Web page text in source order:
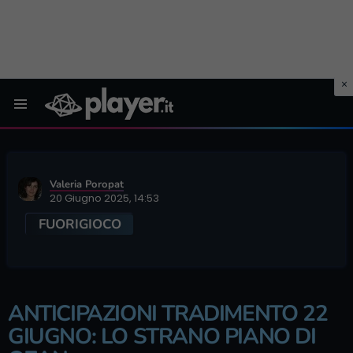
Valeria Poropat
20 Giugno 2025, 14:53
FUORIGIOCO
ANTICIPAZIONI TRADIMENTO 22
GIUGNO: LO STRANO PIANO DI